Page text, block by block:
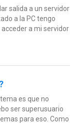
salida a un servidor
a la PC tengo
a mi servidor
es que no
ser superusuario
para eso. Como